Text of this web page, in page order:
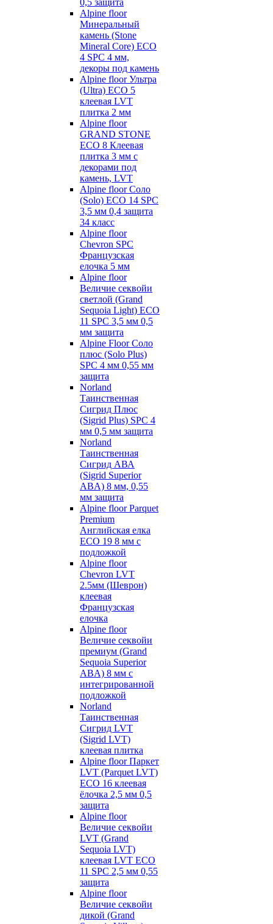
0,5 защита
Alpine floor
Минеральный
камень (Stone
Mineral Core) ECO
4 SPC 4 мм,
декоры под камень
Alpine floor Ультра
(Ultra) ECO 5
клеевая LVT
плитка 2 мм
Alpine floor
GRAND STONE
ECO 8 Клеевая
плитка 3 мм с
декорами под
камень, LVT
Alpine floor Соло
(Solo) ECO 14 SPC
3,5 мм 0,4 защита
34 класс
Alpine floor
Chevron SPC
Французская
елочка 5 мм
Alpine floor
Величие секвойи
светлой (Grand
Sequoia Light) ECO
11 SPC 3,5 мм 0,5
мм защита
Alpine Floor Соло
плюс (Solo Plus)
SPC 4 мм 0,55 мм
защита
Norland
Таинственная
Сигрид Плюс
(Sigrid Plus) SPC 4
мм 0,5 мм защита
Norland
Таинственная
Сигрид АВА
(Sigrid Superior
ABA) 8 мм, 0,55
мм защита
Alpine floor Parquet
Premium
Английская елка
ECO 19 8 мм с
подложкой
Alpine floor
Chevron LVT
2.5мм (Шеврон)
клеевая
Французская
елочка
Alpine floor
Величие секвойи
премиум (Grand
Sequoia Superior
ABA) 8 мм с
интегрированной
подложкой
Norland
Таинственная
Сигрид LVT
(Sigrid LVT)
клеевая плитка
Alpine floor Паркет
LVT (Parquet LVT)
ECO 16 клеевая
ёлочка 2,5 мм 0,5
защита
Alpine floor
Величие секвойи
LVT (Grand
Sequoia LVT)
клеевая LVT ECO
11 SPC 2,5 мм 0,55
защита
Alpine floor
Величие секвойи
дикой (Grand